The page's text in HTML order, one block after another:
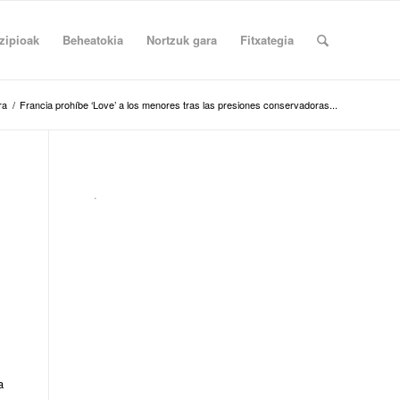
Beheatokia Nortzuk gara Fitxategia
/ Francia prohíbe ‘Love’ a los menores tras las presiones conservadoras...
.